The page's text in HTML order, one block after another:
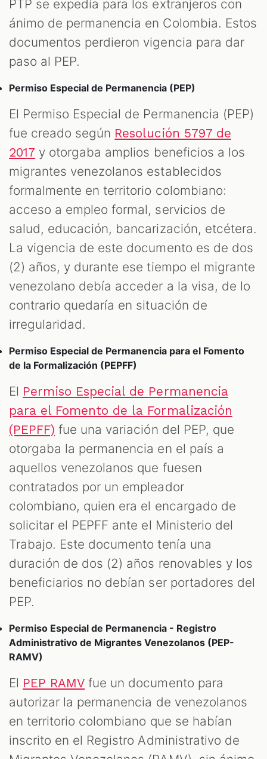
PTP se expedía para los extranjeros con
ánimo de permanencia en Colombia. Estos
documentos perdieron vigencia para dar
paso al PEP.
Permiso Especial de Permanencia (PEP)
El Permiso Especial de Permanencia (PEP)
fue creado según Resolución 5797 de
2017 y otorgaba amplios beneficios a los
migrantes venezolanos establecidos
formalmente en territorio colombiano:
acceso a empleo formal, servicios de
salud, educación, bancarización, etcétera.
La vigencia de este documento es de dos
(2) años, y durante ese tiempo el migrante
venezolano debía acceder a la visa, de lo
contrario quedaría en situación de
irregularidad.
Permiso Especial de Permanencia para el Fomento
de la Formalización (PEPFF)
El Permiso Especial de Permanencia
para el Fomento de la Formalización
(PEPFF) fue una variación del PEP, que
otorgaba la permanencia en el país a
aquellos venezolanos que fuesen
contratados por un empleador
colombiano, quien era el encargado de
solicitar el PEPFF ante el Ministerio del
Trabajo. Este documento tenía una
duración de dos (2) años renovables y los
beneficiarios no debían ser portadores del
PEP.
Permiso Especial de Permanencia - Registro
Administrativo de Migrantes Venezolanos (PEP-
RAMV)
El PEP RAMV fue un documento para
autorizar la permanencia de venezolanos
en territorio colombiano que se habían
inscrito en el Registro Administrativo de